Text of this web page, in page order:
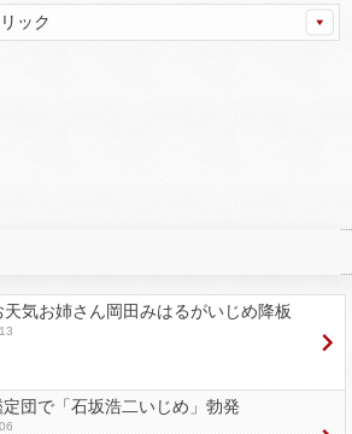
ック
天気お姉さん岡田みはるがいじめ降板
団で「石坂浩二いじめ」勃発